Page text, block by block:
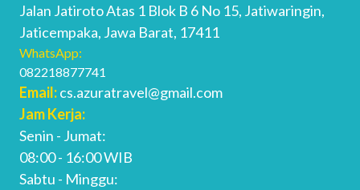
Jalan Jatiroto Atas 1 Blok B 6 No 15, Jatiwaringin,
Jaticempaka, Jawa Barat, 17411
WhatsApp:
082218877741
Email:cs.azuratravel@gmail.com
Jam Kerja:
Senin - Jumat:
08:00 - 16:00 WIB
Sabtu - Minggu: